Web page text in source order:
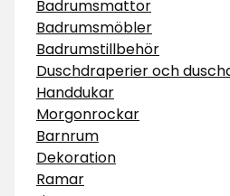
Badrumsmattor
Badrumsmöbler
Badrumstillbehör
Duschdraperier och
Handdukar
Morgonrockar
Barnrum
Dekoration
Ramar